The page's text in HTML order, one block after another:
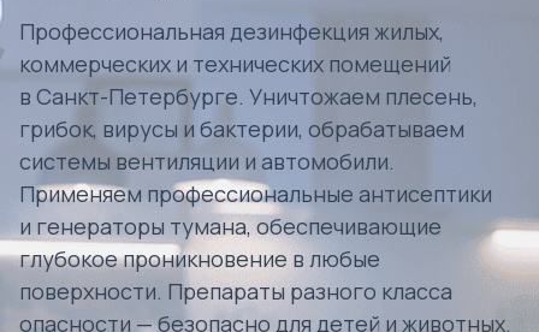
Профессиональная дезинфекция жилых,
коммерческих и технических помещений
в Санкт-Петербурге. Уничтожаем плесень,
грибок, вирусы и бактерии, обрабатываем
системы вентиляции и автомобили.
Применяем профессиональные антисептики
и генераторы тумана, обеспечивающие
глубокое проникновение в любые
поверхности. Препараты разного класса
опасности — безопасно для детей и животных.